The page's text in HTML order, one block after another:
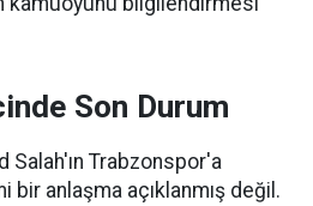
Son Durum
Salah'ın Trabzonspor'a
anlaşma açıklanmış değil.